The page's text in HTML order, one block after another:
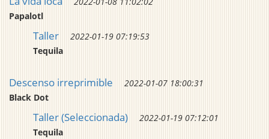
Papalotl
Taller
2022-01-19 07:19:53
Tequila
Descenso irreprimible
2022-01-07 18:00:31
Black Dot
Taller (Seleccionada)
2022-01-19 07:12:01
Tequila